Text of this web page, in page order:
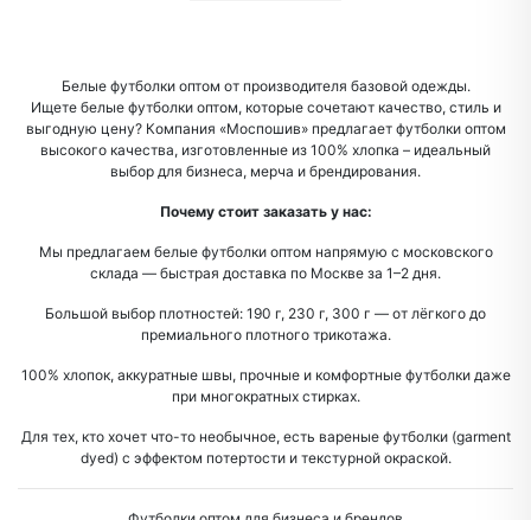
Белые футболки оптом от производителя базовой одежды.
Ищете белые футболки оптом, которые сочетают качество, стиль и
выгодную цену? Компания «Моспошив» предлагает футболки оптом
высокого качества, изготовленные из 100% хлопка – идеальный
выбор для бизнеса, мерча и брендирования.
Почему стоит заказать у нас:
Мы предлагаем белые футболки оптом напрямую с московского
склада — быстрая доставка по Москве за 1–2 дня.
Большой выбор плотностей: 190 г, 230 г, 300 г — от лёгкого до
премиального плотного трикотажа.
100% хлопок, аккуратные швы, прочные и комфортные футболки даже
при многократных стирках.
Для тех, кто хочет что-то необычное, есть вареные футболки (garment
dyed) с эффектом потертости и текстурной окраской.